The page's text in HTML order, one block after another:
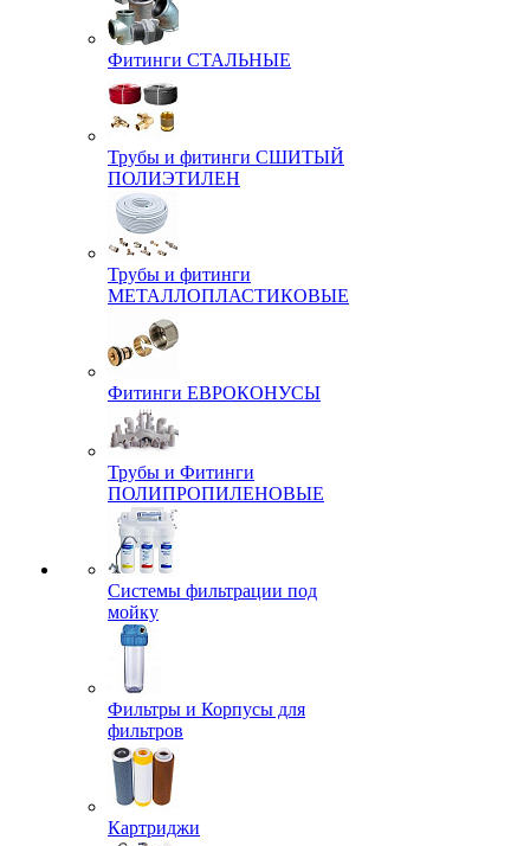
Фитинги СТАЛЬНЫЕ
Трубы и фитинги СШИТЫЙ
ПОЛИЭТИЛЕН
Трубы и фитинги
МЕТАЛЛОПЛАСТИКОВЫЕ
Фитинги ЕВРОКОНУСЫ
Трубы и Фитинги
ПОЛИПРОПИЛЕНОВЫЕ
Системы фильтрации под
мойку
Фильтры и Корпусы для
фильтров
Картриджи